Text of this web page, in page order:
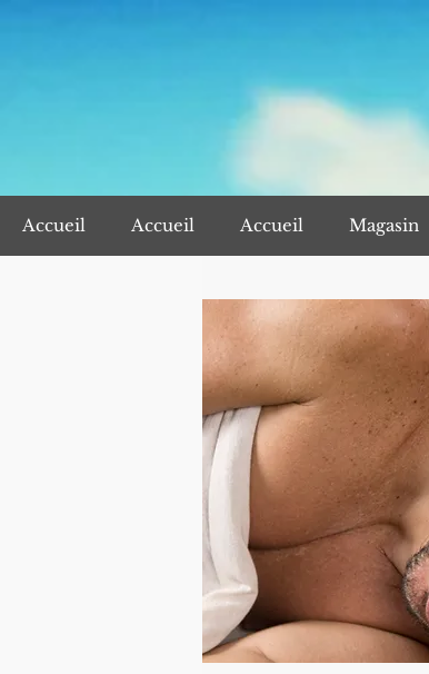
Accueil Accueil Accueil Magasin